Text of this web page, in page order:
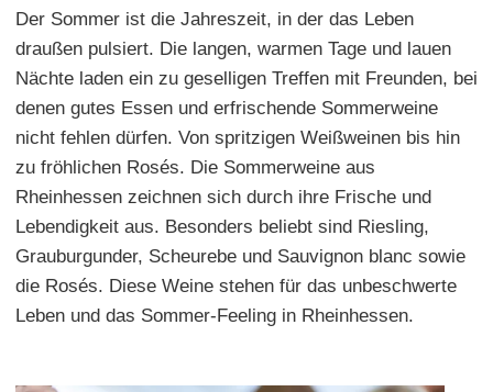
Der Sommer ist die Jahreszeit, in der das Leben
draußen pulsiert. Die langen, warmen Tage und lauen
Nächte laden ein zu geselligen Treffen mit Freunden, bei
denen gutes Essen und erfrischende Sommerweine
nicht fehlen dürfen. Von spritzigen Weißweinen bis hin
zu fröhlichen Rosés. Die Sommerweine aus
Rheinhessen zeichnen sich durch ihre Frische und
Lebendigkeit aus. Besonders beliebt sind Riesling,
Grauburgunder, Scheurebe und Sauvignon blanc sowie
die Rosés. Diese Weine stehen für das unbeschwerte
Leben und das Sommer-Feeling in Rheinhessen.